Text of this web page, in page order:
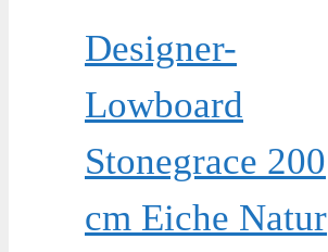
Designer-
Lowboard
Stonegrace 200
cm Eiche Natur